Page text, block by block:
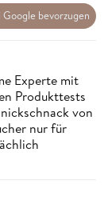
bevorzugen
Experte mit
Produkttests
von
nur für